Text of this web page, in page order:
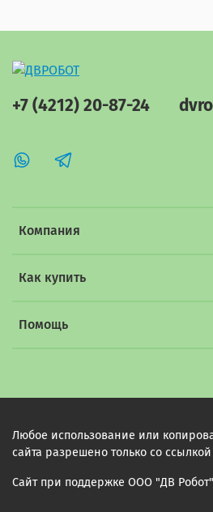
Компания
Как купить
Помощь
+7 (4212) 20-87-24
Любое использование или
сайта разрешено только со ссылкой
Сайт при поддержке ООО "ДВ Робот"